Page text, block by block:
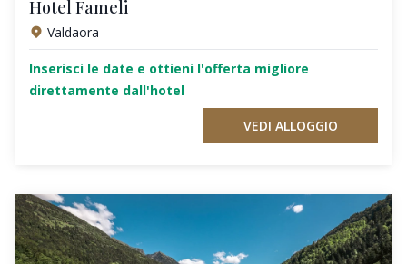
Hotel Fameli
Valdaora
Inserisci le date e ottieni l'offerta migliore
direttamente dall'hotel
VEDI ALLOGGIO